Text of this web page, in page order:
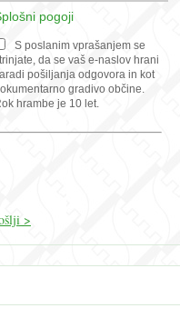
pogoji
S poslanim vprašanjem se
da se vaš e-naslov hrani
pošiljanja odgovora in kot
gradivo občine.
hrambe je 10 let.